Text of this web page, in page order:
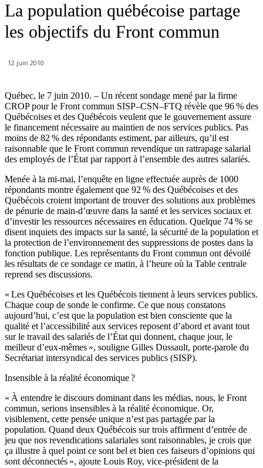
La population québécoise partage
les objectifs du Front commun
12 juin 2010
Québec, le 7 juin 2010. – Un récent sondage mené par la firme
CROP pour le Front commun SISP–CSN–FTQ révèle que 96 % des
Québécoises et des Québécois veulent que le gouvernement assure
le financement nécessaire au maintien de nos services publics. Pas
moins de 82 % des répondants estiment, par ailleurs, qu’il est
raisonnable que le Front commun revendique un rattrapage salarial
des employés de l’État par rapport à l’ensemble des autres salariés.
Menée à la mi-mai, l’enquête en ligne effectuée auprès de 1000
répondants montre également que 92 % des Québécoises et des
Québécois croient important de trouver des solutions aux problèmes
de pénurie de main-d’œuvre dans la santé et les services sociaux et
d’investir les ressources nécessaires en éducation. Quelque 74 % se
disent inquiets des impacts sur la santé, la sécurité de la population et
la protection de l’environnement des suppressions de postes dans la
fonction publique. Les représentants du Front commun ont dévoilé
les résultats de ce sondage ce matin, à l’heure où la Table centrale
reprend ses discussions.
« Les Québécoises et les Québécois tiennent à leurs services publics.
Chaque coup de sonde le confirme. Ce que nous constatons
aujourd’hui, c’est que la population est bien consciente que la
qualité et l’accessibilité aux services reposent d’abord et avant tout
sur le travail des salariés de l’État qui donnent, chaque jour, le
meilleur d’eux-mêmes », souligne Gilles Dussault, porte-parole du
Secrétariat intersyndical des services publics (SISP).
Insensible à la réalité économique ?
« À entendre le discours dominant dans les médias, nous, le Front
commun, serions insensibles à la réalité économique. Or,
visiblement, cette pensée unique n’est pas partagée par la
population. Quand deux Québécois sur trois affirment d’entrée de
jeu que nos revendications salariales sont raisonnables, je crois que
ça illustre à quel point ce sont bel et bien ces faiseurs d’opinions qui
sont déconnectés », ajoute Louis Roy, vice-président de la